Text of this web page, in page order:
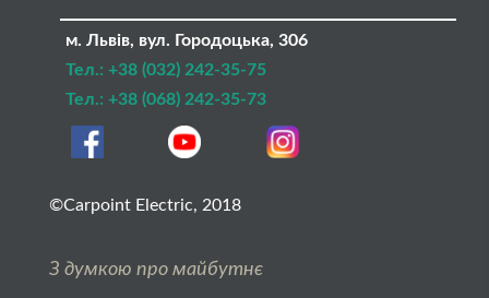
м. Львів, вул. Городоцька, 306
Тел.: +38 (032) 242-35-75
Тел.: +38 (068) 242-35-73
©Carpoint Electric, 2018
З думкою про майбутнє